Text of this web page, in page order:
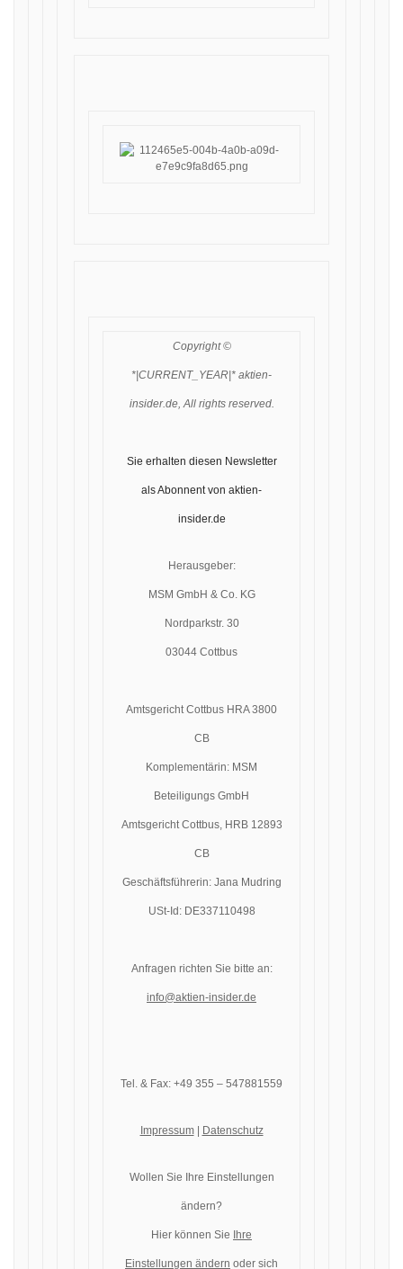
Copyright ©
*|CURRENT_YEAR|* aktien-
insider.de, All rights reserved.
Sie erhalten diesen Newsletter
als Abonnent von aktien-
insider.de
Herausgeber:
MSM GmbH & Co. KG
Nordparkstr. 30
03044 Cottbus
Amtsgericht Cottbus HRA 3800
CB
Komplementärin: MSM
Beteiligungs GmbH
Amtsgericht Cottbus, HRB 12893
CB
Geschäftsführerin: Jana Mudring
USt-Id: DE337110498
Anfragen richten Sie bitte an:
info@aktien-insider.de
Tel. & Fax: +49 355 – 547881559
Impressum| Datenschutz
Wollen Sie Ihre Einstellungen
ändern?
Hier können Sie Ihre
Einstellungen ändern oder sich